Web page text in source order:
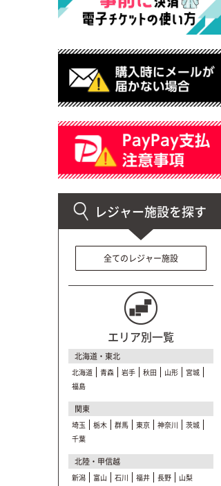
全てのレジャー施設
エリア別一覧
北海道・東北
北海道 青森 岩手 秋田 山形
宮城
福島
関東
埼玉 栃木 群馬 東京 神奈川
茨城
千葉
北陸・甲信越
新潟 富山 石川 福井 長野 山梨